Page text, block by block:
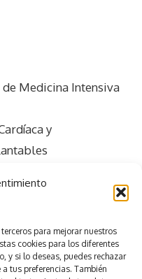
para mejorar nuestros
cookies para los diferentes
y si lo deseas, puedes rechazar
tus preferencias. También
de Medicina Intensiva
y
eléxito